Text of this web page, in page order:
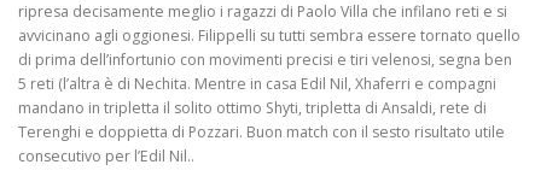
ripresa decisamente meglio i ragazzi di Paolo Villa che infilano reti e si
avvicinano agli oggionesi. Filippelli su tutti sembra essere tornato quello
di prima dell’infortunio con movimenti precisi e tiri velenosi, segna ben
5 reti (l’altra è di Nechita. Mentre in casa Edil Nil, Xhaferri e compagni
mandano in tripletta il solito ottimo Shyti, tripletta di Ansaldi, rete di
Terenghi e doppietta di Pozzari. Buon match con il sesto risultato utile
consecutivo per l’Edil Nil..